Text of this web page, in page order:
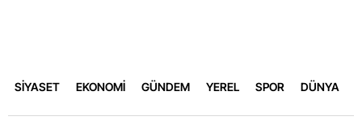
SİYASET EKONOMİ GÜNDEM YEREL SPOR DÜNYA